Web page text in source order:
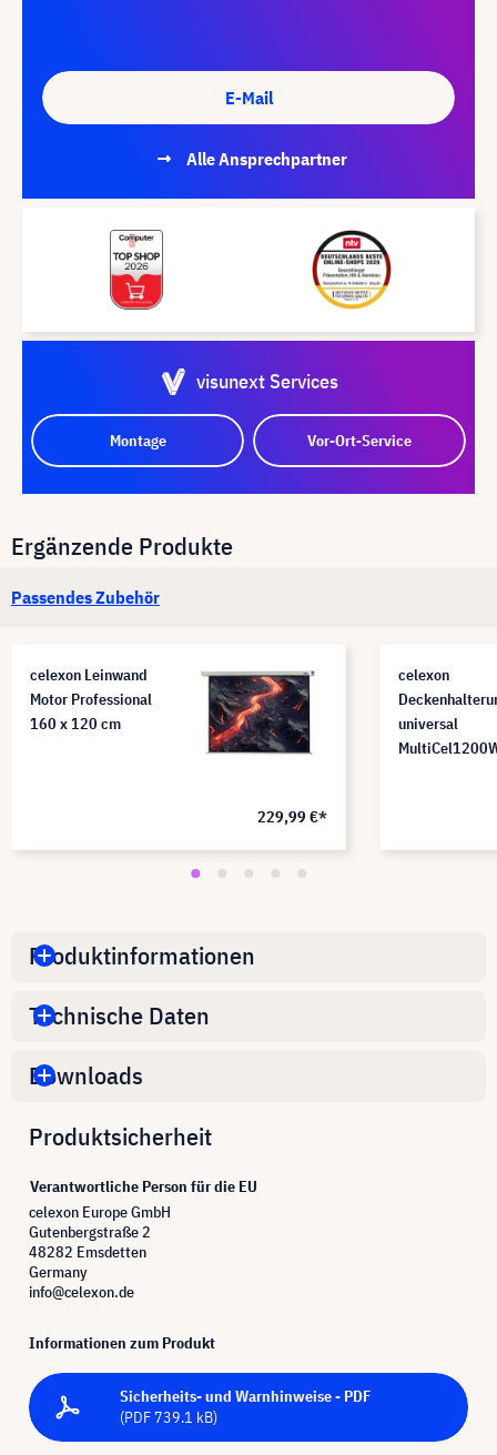
E-Mail
Alle Ansprechpartner
visunext Services
Montage Vor-Ort-Service
Ergänzende Produkte
Passendes Zubehör
celexon Leinwand
Motor Professional
160 x 120 cm
229,99 €*
celexon
universal
Produktinformationen
Technische Daten
Downloads
Produktsicherheit
Verantwortliche Person für die EU
celexon Europe GmbH
Gutenbergstraße 2
48282 Emsdetten
Germany
info@celexon.de
Informationen zum Produkt
Sicherheits- und Warnhinweise - PDF
(PDF 739.1 kB)